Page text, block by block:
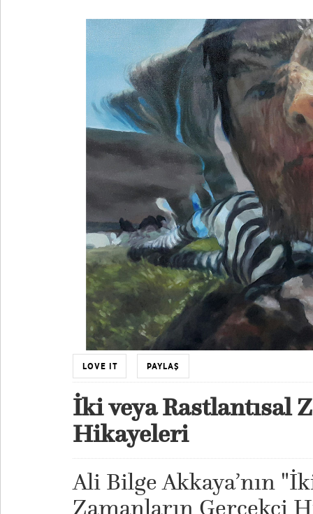
LOVE IT PAYLAŞ
İki veya Rastlantısal
Hikayeleri
Ali Bilge Akkaya’nın
Zamanların Gerçekçi